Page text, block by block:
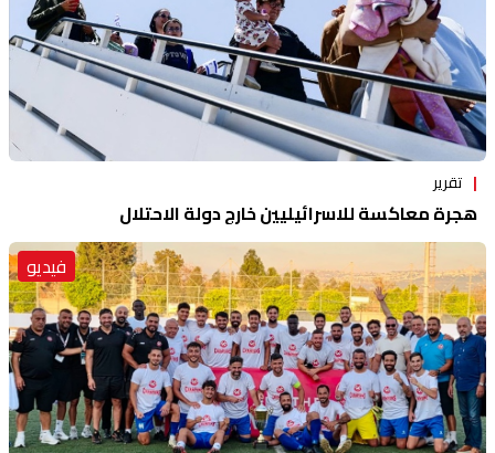
تقرير
هجرة معاكسة للاسرائيليين خارج دولة الاحتلال
فيديو